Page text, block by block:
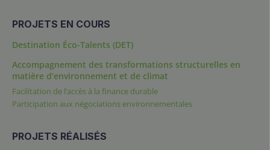
PROJETS EN COURS
Destination Éco-Talents (DET)
Accompagnement des transformations structurelles en
matière d’environnement et de climat
Facilitation de l’accès à la finance durable
Participation aux négociations environnementales
PROJETS RÉALISÉS